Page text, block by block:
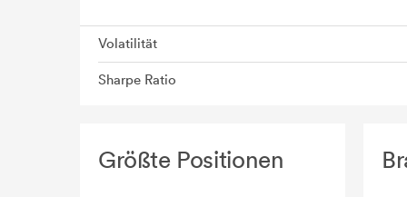
Volatilität
Sharpe Ratio
Größte Positionen